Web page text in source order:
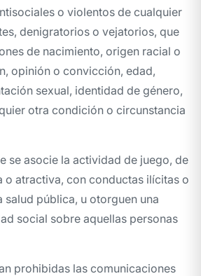
o violentos de cualquier
denigratorios o vejatorios, que
de nacimiento, origen racial o
opinión o convicción, edad,
sexual, identidad de género,
otra condición o circunstancia
se asocie la actividad de juego, de
o atractiva, con conductas ilícitas o
salud pública, u otorguen una
social sobre aquellas personas
prohibidas las comunicaciones